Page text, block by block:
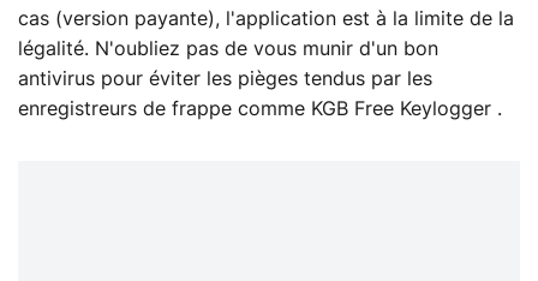
cas (version payante), l'application est à la limite de la
légalité. N'oubliez pas de vous munir d'un bon
antivirus pour éviter les pièges tendus par les
enregistreurs de frappe comme KGB Free Keylogger .